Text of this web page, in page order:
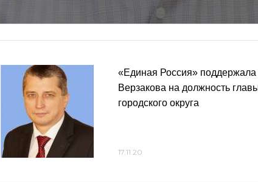
«Единая Россия»
Верзакова на должность
городского округа
17.11.20